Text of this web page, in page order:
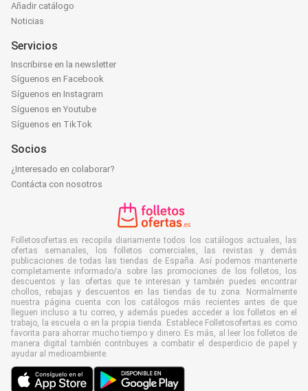
Añadir catálogo
Noticias
Servicios
Inscribirse en la newsletter
Síguenos en Facebook
Síguenos en Instagram
Síguenos en Youtube
Síguenos en TikTok
Socios
¿Interesado en colaborar?
Contácta con nosotros
Folletosofertas.es recopila diariamente todos los catálogos actuales, las
ofertas semanales, los folletos comerciales, las revistas y demás
publicaciones de todas las tiendas de España. Así podemos mantenerte
completamente informado/a sobre las promociones de los folletos, los
descuentos y las ofertas que te interesan y también puedes encontrar
chollos, rebajas y descuentos en las tiendas de tu zona. Normalmente
nuestra página cuenta con los catálogos más recientes antes de que
lleguen incluso a tu correo, y además puedes acceder a los folletos en el
trabajo, la escuela o en la propia tienda. Establece Folletosofertas.es como
favorita para ahorrar mucho tiempo y dinero. Es más, al leer los folletos de
manera digital también contribuyes a combatir el desperdicio de papel y
ayudar al medioambiente.